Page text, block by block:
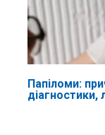
Папіломи:
діагностики,